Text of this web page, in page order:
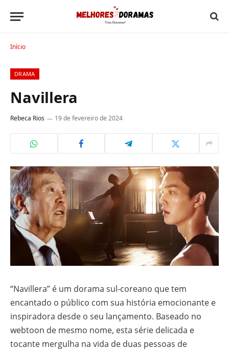
Início
DRAMA
Navillera
Rebeca Rios 19 de fevereiro de 2024
“Navillera” é um dorama sul-coreano que tem
encantado o público com sua história emocionante e
inspiradora desde o seu lançamento. Baseado no
webtoon de mesmo nome, esta série delicada e
tocante mergulha na vida de duas pessoas de